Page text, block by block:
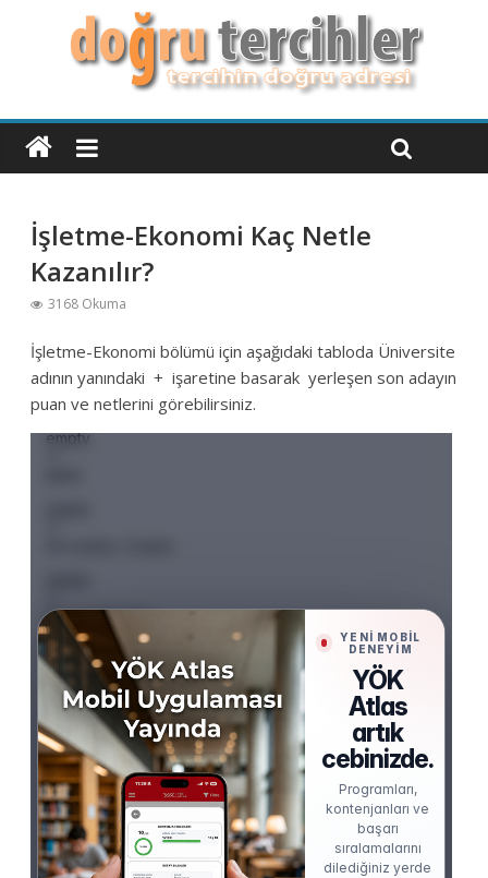
İşletme-Ekonomi Kaç Netle
Kazanılır?
3168 Okuma
İşletme-Ekonomi bölümü için aşağıdaki tabloda Üniversite
adının yanındaki + işaretine basarak yerleşen son adayın
puan ve netlerini görebilirsiniz.